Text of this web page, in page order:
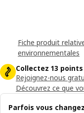
Fiche produit
environnementales
Collectez 13
Rejoignez-nous
Découvrez ce que
Parfois vous